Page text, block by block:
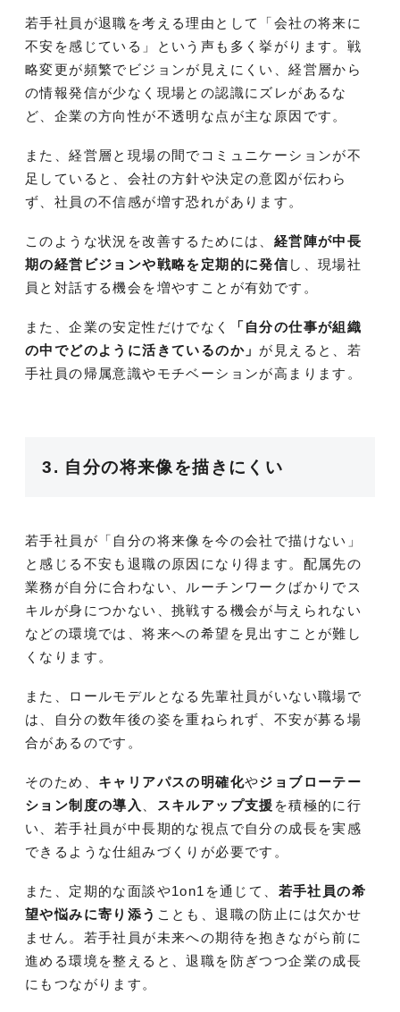
若手社員が退職を考える理由として「会社の将来に
不安を感じている」という声も多く挙がります。戦
略変更が頻繁でビジョンが見えにくい、経営層から
の情報発信が少なく現場との認識にズレがあるな
ど、企業の方向性が不透明な点が主な原因です。
また、経営層と現場の間でコミュニケーションが不
足していると、会社の方針や決定の意図が伝わら
ず、社員の不信感が増す恐れがあります。
このような状況を改善するためには、 経営陣が中長
期の経営ビジョンや戦略を定期的に発信し、現場社
員と対話する機会を増やすことが有効です。
また、企業の安定性だけでなく
「自分の仕事が組織
の中でどのように活きているのか」 が見えると、若
手社員の帰属意識やモチベーションが高まります。
3. 自分の将来像を描きにくい
若手社員が「自分の将来像を今の会社で描けない」
と感じる不安も退職の原因になり得ます。配属先の
業務が自分に合わない、ルーチンワークばかりでス
キルが身につかない、挑戦する機会が与えられない
などの環境では、将来への希望を見出すことが難し
くなります。
また、ロールモデルとなる先輩社員がいない職場で
は、自分の数年後の姿を重ねられず、不安が募る場
合があるのです。
そのため、 キャリアパスの明確化やジョブローテー
ション制度の導入
スキルアップ支援 を積極的に行
い、若手社員が中長期的な視点で自分の成長を実感
できるような仕組みづくりが必要です。
また、定期的な面談や1on1を通じて、 若手社員の希
望や悩みに寄り添う ことも、退職の防止には欠かせ
ません。若手社員が未来への期待を抱きながら前に
進める環境を整えると、退職を防ぎつつ企業の成長
にもつながります。